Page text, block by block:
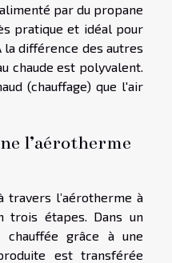
par du propane
pratique et idéal pour
la différence des autres
chaude est polyvalent.
(chauffage) que l'air
l’aérotherme
travers l’aérotherme à
trois étapes. Dans un
grâce à une
est transférée